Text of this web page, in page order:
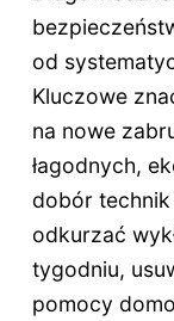
od
Kluczowe
na nowe
łagodnych,
dobór technik
odkurzać
tygodniu,
pomocy